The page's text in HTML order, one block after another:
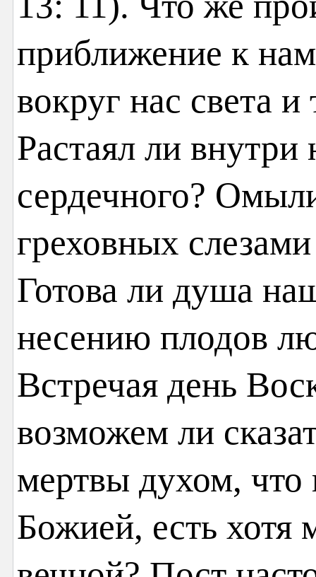
приближение к
вокруг нас света
Растаял ли внутри
сердечного?
греховных
Готова ли душа
несению плодов
Встречая день
возможем ли
мертвы духом, что
Божией, есть хотя